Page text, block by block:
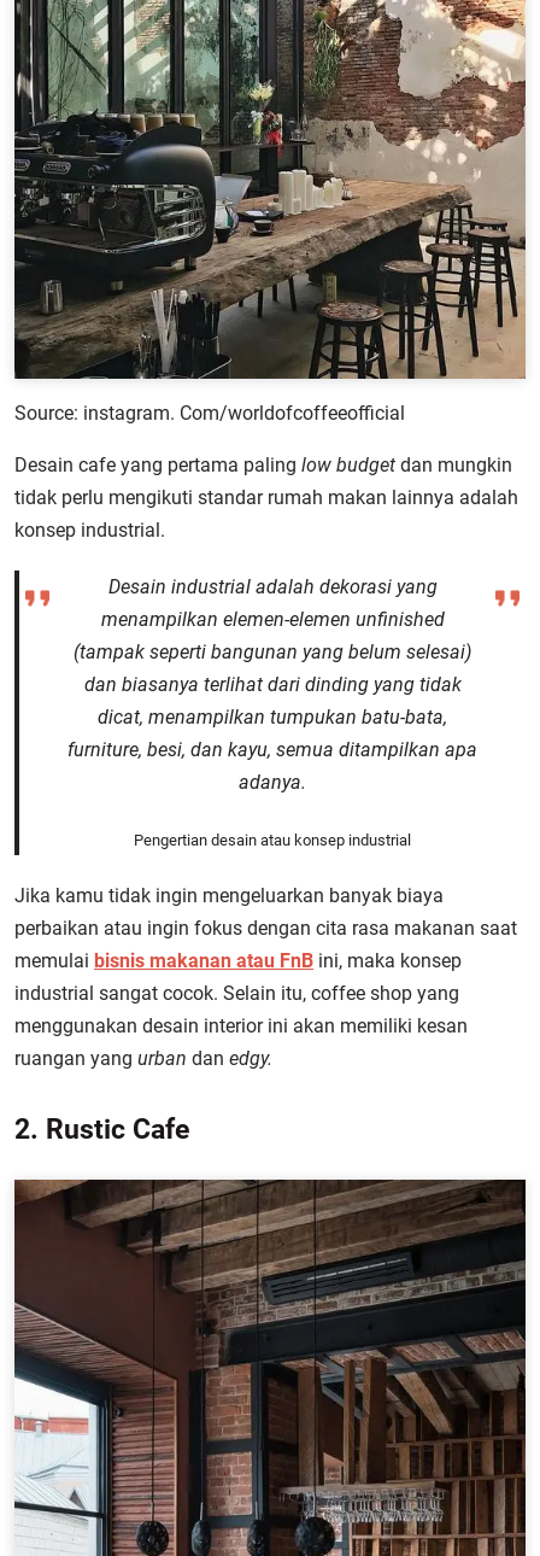
Source: instagram. Com/worldofcoffeeofficial
Desain cafe yang pertama paling low budget dan mungkin
tidak perlu mengikuti standar rumah makan lainnya adalah
konsep industrial.
Desain industrial adalah dekorasi yang
menampilkan elemen-elemen unfinished
(tampak seperti bangunan yang belum selesai)
dan biasanya terlihat dari dinding yang tidak
dicat, menampilkan tumpukan batu-bata,
furniture, besi, dan kayu, semua ditampilkan apa
adanya.
Pengertian desain atau konsep industrial
Jika kamu tidak ingin mengeluarkan banyak biaya
perbaikan atau ingin fokus dengan cita rasa makanan saat
memulai bisnis makanan atau FnB ini, maka konsep
industrial sangat cocok. Selain itu, coffee shop yang
menggunakan desain interior ini akan memiliki kesan
ruangan yang urban dan edgy.
2. Rustic Cafe